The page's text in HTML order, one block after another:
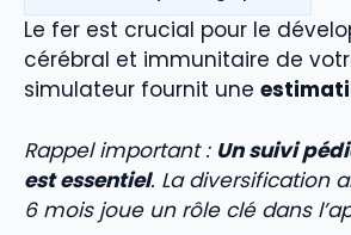
Le fer est crucial pour le
cérébral et immunitaire de
simulateur fournit une
Rappel important : Un suivi
est essentiel. La diversification
6 mois joue un rôle clé dans